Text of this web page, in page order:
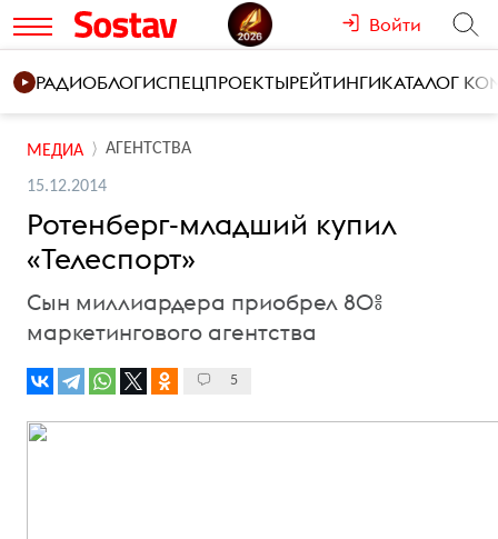
Войти
РАДИОБЛОГИСПЕЦПРОЕКТЫРЕЙТИНГИКАТАЛОГ
МЕДИА АГЕНТСТВА
15.12.2014
Ротенберг-младший купил
«Телеспорт»
Сын миллиардера приобрел 80%
маркетингового агентства
5